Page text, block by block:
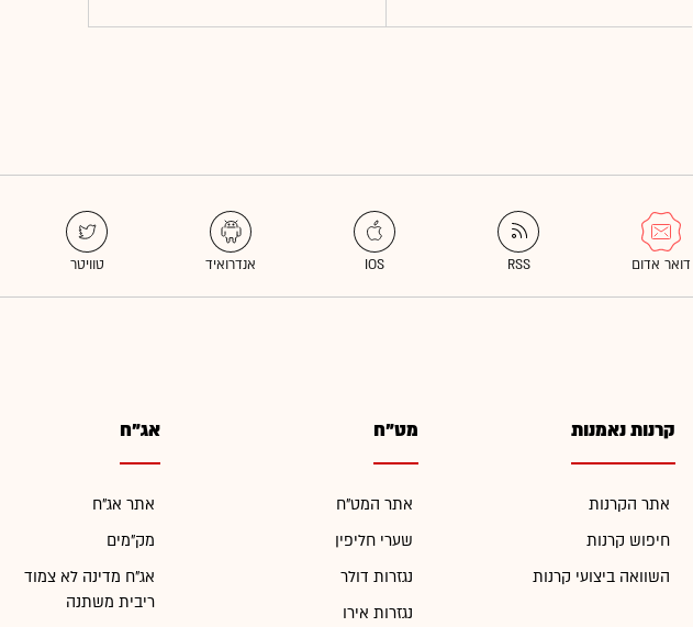
קרנות נאמנות
אתר הקרנות
חיפוש קרנות
השוואה ביצועי קרנות
מט"ח
אתר המט"ח
שערי חליפין
נגזרות דולר
נגזרות אירו
אג"ח
אתר אג"ח
מק"מים
אג"ח מדינה לא צמוד
ריבית משתנה